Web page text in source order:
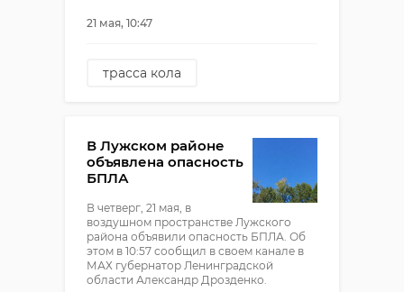
21 мая, 10:47
трасса кола
В Лужском районе
объявлена опасность
БПЛА
В четверг, 21 мая, в
воздушном пространстве Лужского
района объявили опасность БПЛА. Об
этом в 10:57 сообщил в своем канале в
МАХ губернатор Ленинградской
области Александр Дрозденко.